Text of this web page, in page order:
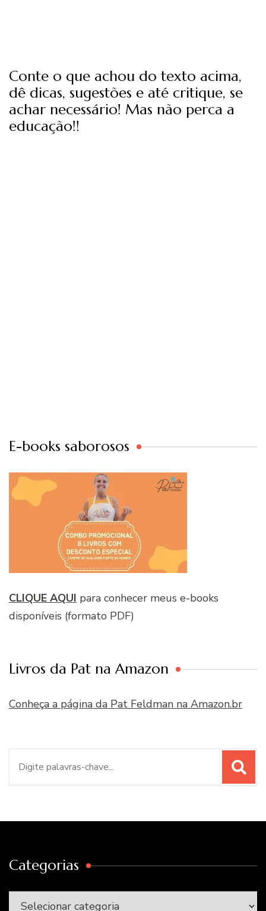
Conte o que achou do texto acima,
dê dicas, sugestões e até critique, se
achar necessário! Mas não perca a
educação!!
E-books saborosos
CLIQUE AQUI para conhecer meus e-books
disponíveis (formato PDF)
Livros da Pat na Amazon
Conheça a página da Pat Feldman na Amazon.br
Categorias
Categorias